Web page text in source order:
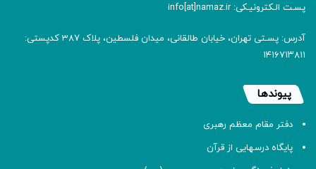
پسـت الـکترونیـکی: info[at]namaz.ir
آدرس: پسـتی تهران، خیابان طالقانی، میدان فلسطین، پلاک 387 کدپستی:
۱۴۱۶۷۱۳۸۱۱
پیوندها
دفتر مقام معظم رهبری
پایگاه درسهایی از قرآن